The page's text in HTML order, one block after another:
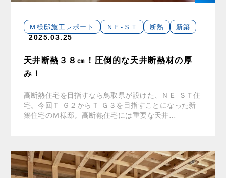
Ｍ様邸施工レポート ＮＥ-ＳＴ 断熱 新築
2025.03.25
天井断熱３８㎝！圧倒的な天井断熱材の厚
み！
高断熱住宅を目指すなら鳥取県が設けた、ＮＥ-ＳＴ住
宅。今回Ｔ-Ｇ２からＴ-Ｇ３を目指すことになった新
築住宅のＭ様邸。高断熱住宅には重要な天井…